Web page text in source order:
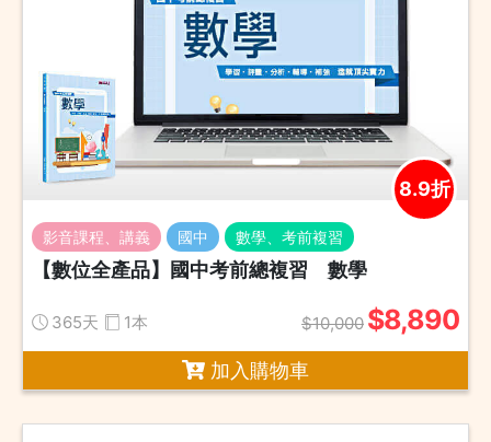
8.9折
影音課程、講義 國中 數學、考前複習
【數位全產品】國中考前總複習 數學
365天 1本 $10,000 $8,890
加入購物車